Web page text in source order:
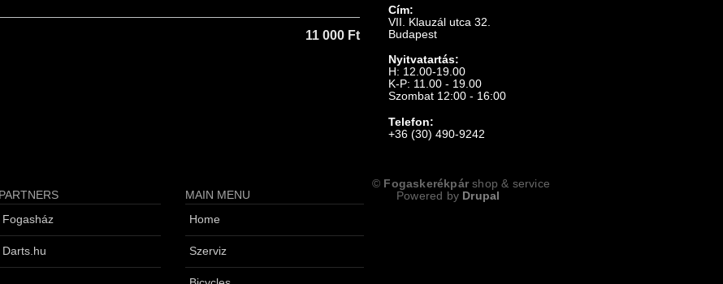
11 000 Ft
Cím:
VII. Klauzál utca 32.
Budapest
Nyitvatartás:
H: 12.00-19.00
K-P: 11.00 - 19.00
Szombat 12:00 - 16:00
Telefon:
+36 (30) 490-9242
PARTNERS
Fogasház
Darts.hu
MAIN MENU
Home
Szerviz
© Fogaskerékpár shop & service
Powered by Drupal